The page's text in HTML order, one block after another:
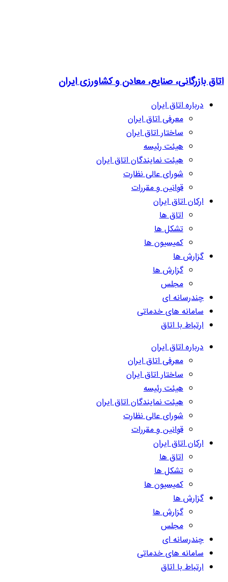
اتاق بازرگانی، صنایع، معادن و کشاورزی ایران
درباره اتاق ایران
معرفی اتاق ایران
ساختار اتاق ایران
هیئت رئیسه
هیئت نمایندگان اتاق ایران
شورای عالی نظارت
قوانین و مقررات
ارکان اتاق ایران
اتاق ها
تشکل ها
کمیسیون ها
گزارش ها
گزارش ها
مجلس
چندرسانه ای
سامانه های خدماتی
ارتباط با اتاق
درباره اتاق ایران
معرفی اتاق ایران
ساختار اتاق ایران
هیئت رئیسه
هیئت نمایندگان اتاق ایران
شورای عالی نظارت
قوانین و مقررات
ارکان اتاق ایران
اتاق ها
تشکل ها
کمیسیون ها
گزارش ها
گزارش ها
مجلس
چندرسانه ای
سامانه های خدماتی
ارتباط با اتاق